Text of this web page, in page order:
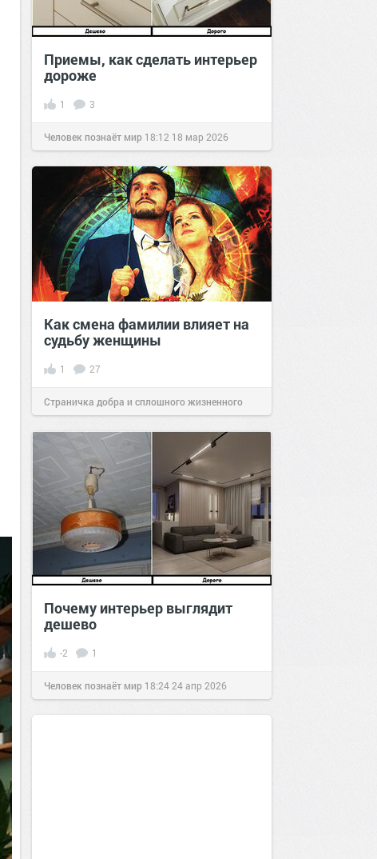
Приемы, как сделать интерьер
дороже
1 3
Человек познаёт мир 18:12 18 мар 2026
Как смена фамилии влияет на
судьбу женщины
1 27
Страничка добра и сплошного жизненного
позитива!06:0007 июн 2022
Почему интерьер выглядит
дешево
-2 1
Человек познаёт мир 18:24 24 апр 2026